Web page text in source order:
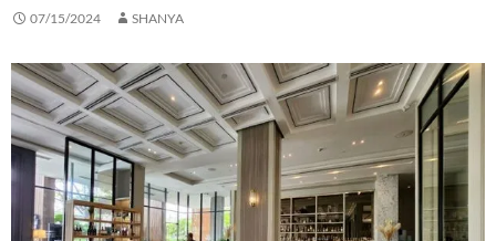
07/15/2024 SHANYA